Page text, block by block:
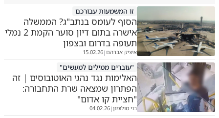
זו המשמעות עבורכם
הסוף לעומס בנתב"ג? הממשלה
אישרה בתום דיון סוער הקמת 2 נמלי
תעופה בדרום ובצפון
איציק אברהם|
15.02.26
"עוברים ממילים למעשים"
האלימות נגד נהגי האוטובוסים | זה
הפתרון שמצאה שרת התחבורה:
"חציית קו אדום"
בני סולומון|
04.02.26